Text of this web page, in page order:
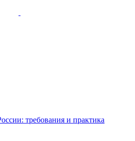
требования и практика